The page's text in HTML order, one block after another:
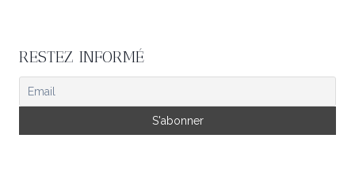
RESTEZ INFORMÉ